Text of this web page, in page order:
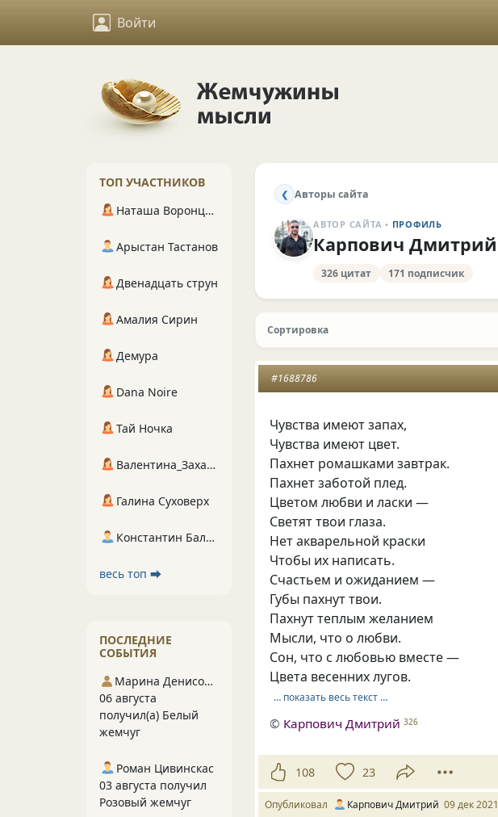
Войти
❮ Авторы сайта
АВТОР САЙТА • ПРОФИЛЬ
Карпович Дмитрий
326 цитат 171 подписчик
Сортировка
#1688786
Чувства имеют запах,
Чувства имеют цвет.
Пахнет ромашками завтрак.
Пахнет заботой плед.
Цветом любви и ласки —
Светят твои глаза.
Нет акварельной краски
Чтобы их написать.
Счастьем и ожиданием —
Губы пахнут твои.
Пахнут теплым желанием
Мысли, что о любви.
Сон, что с любовью вместе —
Цвета весенних лугов.
… показать весь текст …
© Карпович Дмитрий 326
108 23
Опубликовал Карпович Дмитрий 09 дек 2021
ТОП УЧАСТНИКОВ
Наташа Воронцова
Арыстан Тастанов
Двенадцать струн
Амалия Сирин
Демура
Dana Noire
Тай Ночка
Валентина_Захарова
Галина Суховерх
Константин Балухта
весь топ ⮕
ПОСЛЕДНИЕ
СОБЫТИЯ
Марина Денисова 5
06 августа
получил(а) Белый
жемчуг
Роман Цивинскас
03 августа получил
Розовый жемчуг